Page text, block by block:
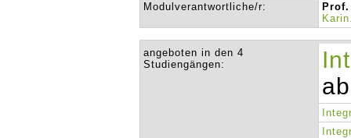
Modulverantwortliche/r:
angeboten in den 4
Studiengängen: